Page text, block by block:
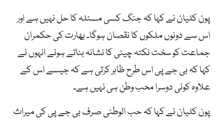
پون کلیان نے کہا کہ جنگ کسی مسئلہ کا حل نہیں ہے اور
اس سے دونوں ملکوں کا نقصان ہوگا۔ بھارت کی حکمران
جماعت کو سخت نکتہ چینی کا نشانہ بناتے ہوئے انہوں نے
کہا کہ بی جے پی اس طرح ظاہر کرتی ہے کہ جیسے اس کے
علاوہ کوئی دوسرا محب وطن ہی نہیں ہے۔
پون کلیان نے کہا کہ حب الوطنی صرف بی جے پی کی میراث